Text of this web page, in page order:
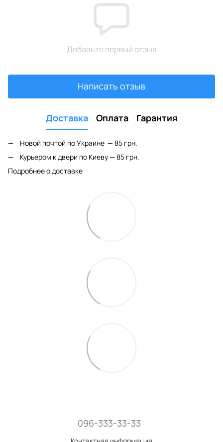
Добавьте первый отзыв
Написать отзыв
Доставка Оплата Гарантия
Новой почтой по Украине — 85 грн.
Курьером к двери по Киеву — 85 грн.
Подробнее о доставке
096-333-33-33